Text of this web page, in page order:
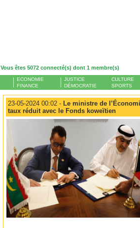
Vous êtes 5072 connecté(s) dont 1 membre(s)
ECONOMIE
FINANCE
JUSTICE
DÉMOCRATIE
CULTURE
SPORTS
23-05-2024 00:02 - Le ministre de
taux réduit avec le Fonds koweïtien